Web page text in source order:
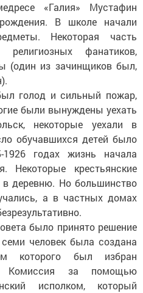
«Галия» Мустафин
В школе начали
Некоторая часть
фанатиков,
(один из зачинщиков был,
голод и сильный пожар,
были вынуждены уехать
некоторые уехали в
обучавшихся детей было
годах жизнь начала
Некоторые крестьянские
в деревню. Но большинство
а в частных домах
было принято решение
человек была создана
которого был избран
Комиссия за помощью
исполком, который